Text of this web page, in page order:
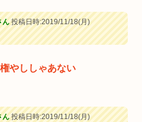
ん投稿日時:2019/11/18(月)
やししゃあない
ん投稿日時:2019/11/18(月)